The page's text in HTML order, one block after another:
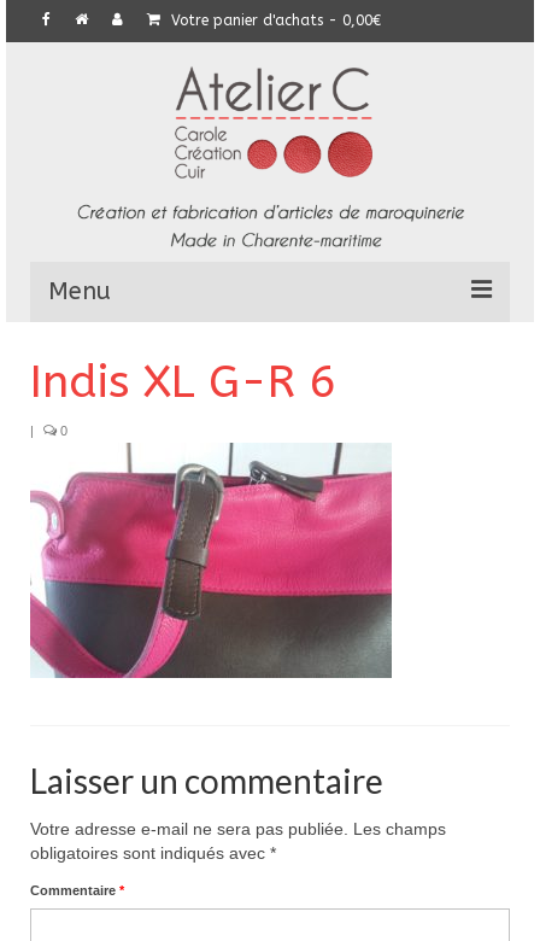
Votre panier d'achats - 0,00€
Menu
L’Atelier
Commandes particulières
E-Boutique
Pour acheter
Indis XL G-R 6
| 0
Laisser un commentaire
Votre adresse e-mail ne sera pas publiée.
Les champs
obligatoires sont indiqués avec *
Commentaire *